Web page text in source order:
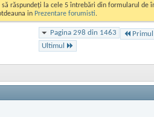
răspundeți la cele 5 întrebări din formularul
in Prezentare forumisti.
Pagina 298 din 1463 Primul
Ultimul